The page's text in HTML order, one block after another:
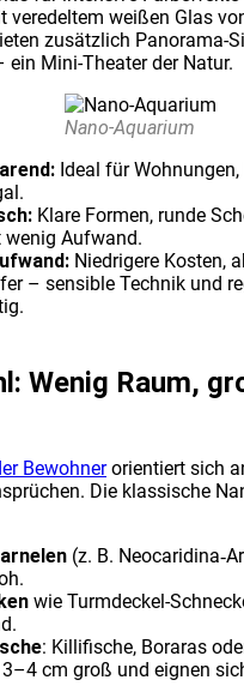
ver­edel­tem wei­ßen Glas
zusätz­lich Pan­ora­ma-
ein Mini-Thea­ter der Natur.
Nano-Aqua­ri­um
Ide­al für
Kla­re For­men, run­de
Auf­wand.
Nied­ri­ge­re Kos­ten,
– sen­si­ble Tech­nik und
Wenig Raum,
Bewoh­nerori­en­tiert sich
Die klas­si­sche
(z. B.
wie Turm­de­ckel-
: Kil­li­fi­sche, Bora­ras
cm groß und eig­nen